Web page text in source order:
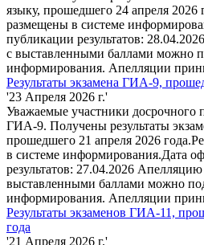
языку, прошедшего 24 апреля 2026
размещены в системе
публикации результатов:
с выставленными баллами можно
информирования. Апелляции
Результаты экзамена ГИА-9,
'23 Апреля 2026 г.'
Уважаемые участники досрочного
ГИА-9. Получены результаты
прошедшего 21 апреля 2026
в системе информирования.Дата
результатов: 27.04.2026
выставленными баллами можно
информирования. Апелляции
Результаты экзаменов ГИА-11,
года
'21 Апреля 2026 г.'